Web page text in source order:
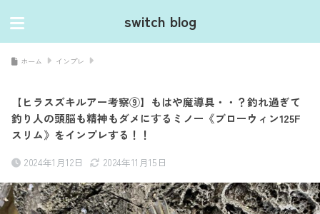
switch blog
ホーム インプレ
【ヒラスズキルアー考察⑨】もはや魔導具・・？釣れ過ぎて
釣り人の頭脳も精神もダメにするミノー《ブローウィン125F
スリム》をインプレする！！
2024年1月12日 2024年11月15日